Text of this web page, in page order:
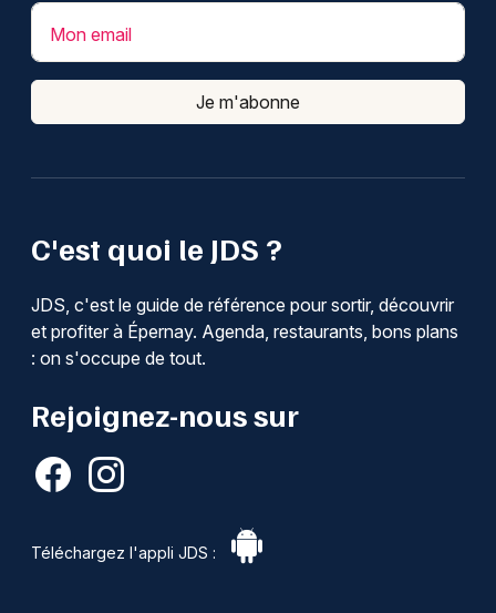
C'est quoi le JDS ?
JDS, c'est le guide de référence pour sortir, découvrir
et profiter à Épernay. Agenda, restaurants, bons plans
: on s'occupe de tout.
Rejoignez-nous sur
Téléchargez l'appli JDS :
Mon email
Je m'abonne